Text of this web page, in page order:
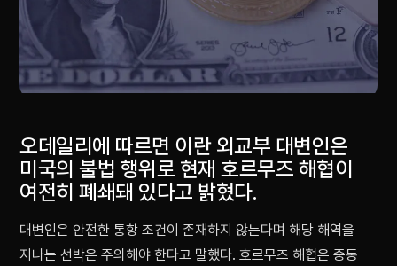
오데일리에 따르면 이란 외교부 대변인은
미국의 불법 행위로 현재 호르무즈 해협이
여전히 폐쇄돼 있다고 밝혔다.
대변인은 안전한 통항 조건이 존재하지 않는다며 해당 해역을
지나는 선박은 주의해야 한다고 말했다. 호르무즈 해협은 중동